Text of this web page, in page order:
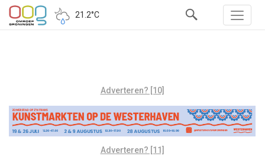
21.2°C
Adverteren? [10]
Adverteren? [11]